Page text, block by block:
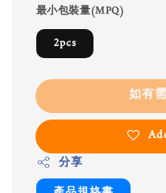
最小包裝量(MPQ)
2pcs
如有
分享